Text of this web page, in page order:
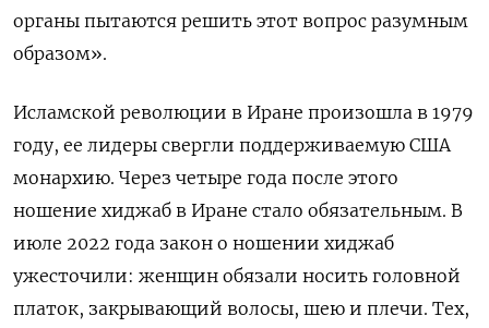
органы пытаются решить этот вопрос разумным
образом».
Исламской революции в Иране произошла в 1979
году, ее лидеры свергли поддерживаемую США
монархию. Через четыре года после этого
ношение хиджаб в Иране стало обязательным. В
июле 2022 года закон о ношении хиджаб
ужесточили: женщин обязали носить головной
платок, закрывающий волосы, шею и плечи. Тех,